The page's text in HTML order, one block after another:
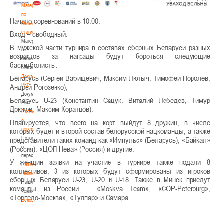
Материалы
по
баскетбольной
статистике
Материалы
по
баскетбольной
статистике
Документы
РКС
Документы
РКС
Положение
о
переходах
Положение
о
переходах
Наши
чемпионы
Наши
чемпионы
Белошапко
Начало соревнований в 10:00.
Вход – свободный.
В мужской части турнира в составах сборных Беларуси разных
возрастов за награды будут бороться следующие
баскетболисты:
Беларусь (Сергей Вабищевич, Максим Лютыч, Тимофей Поролёв,
Андрей Рогозенко);
Беларусь U-23 (Константин Сацук, Виталий Лебедев, Тимур
Дрюков, Максим Коратцов).
Планируется, что всего на корт выйдут 8 дружин, в числе
которых будет и второй состав белорусской нацкоманды, а также
представители таких команд как «Импульс» (Беларусь), «Байкал»
(Россия), «ЦОП-Нева» (Россия) и другие.
У женщин заявки на участие в турнире также подали 8
коллективов, 3 из которых будут сформированы из игроков
сборных Беларуси U-23, U-20 и U-18. Также в Минск приедут
команды из России – «Moskva Team», «СOP-Peterburg»,
«Торпедо-Москва», «Тулпар» и Самара.